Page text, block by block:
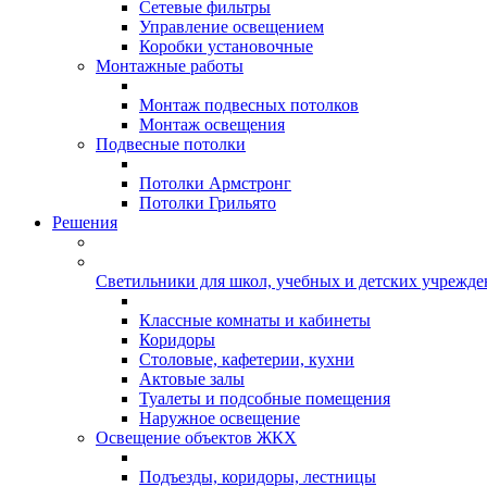
Сетевые фильтры
Управление освещением
Коробки установочные
Монтажные работы
Монтаж подвесных потолков
Монтаж освещения
Подвесные потолки
Потолки Армстронг
Потолки Грильято
Решения
Светильники для школ, учебных и детских
Классные комнаты и кабинеты
Коридоры
Столовые, кафетерии, кухни
Актовые залы
Туалеты и подсобные помещения
Наружное освещение
Освещение объектов ЖКХ
Подъезды, коридоры, лестницы